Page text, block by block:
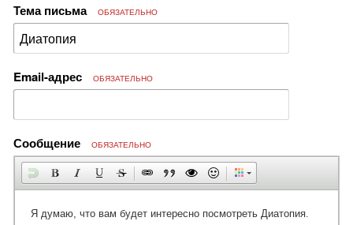
Тема письма ОБЯЗАТЕЛЬНО
Email-адрес ОБЯЗАТЕЛЬНО
Сообщение ОБЯЗАТЕЛЬНО